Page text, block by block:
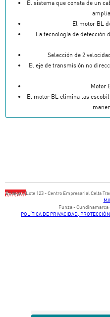
El sistema que consta de un
El motor BL
La tecnología de detección
Selección de 2
El eje de transmisión no
Motor
El motor BL elimina las
Bodega ​3 Lote ​123 - ​Centro Empresarial Celta
​Funza - Cundinamarca
POLÍTICA DE PRIVACIDAD,